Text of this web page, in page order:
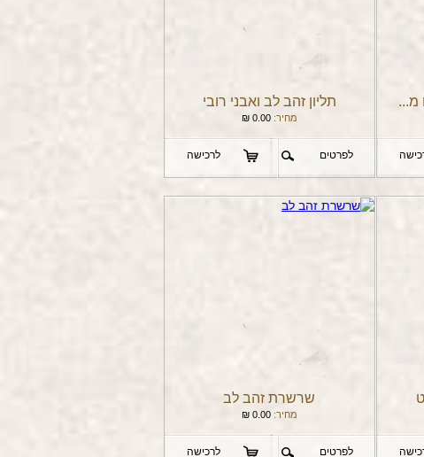
מ... תליון זהב לב ואבני רובי
מחיר: 0.00
₪
לפרטים לרכישה
שרשרת זהב לב
מחיר: 0.00
₪
לפרטים לרכישה